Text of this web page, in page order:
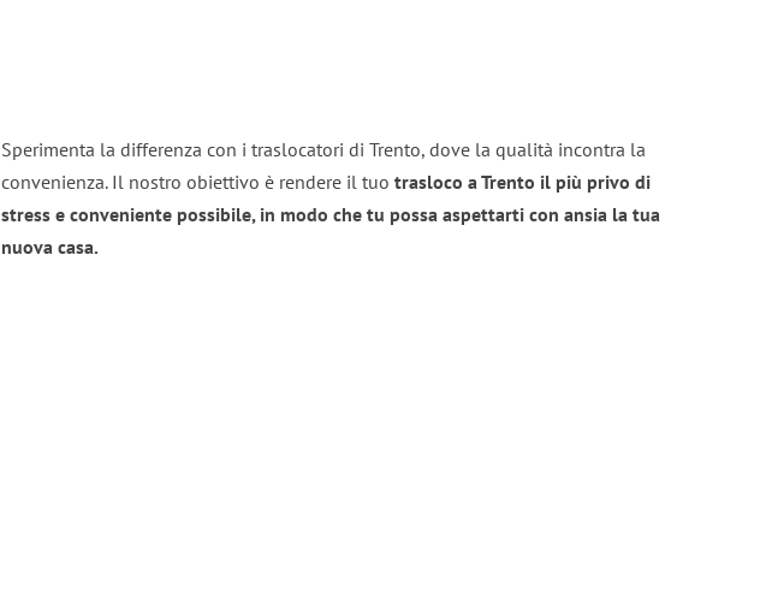
Sperimenta la differenza con i traslocatori di Trento, dove la qualità incontra la
convenienza. Il nostro obiettivo è rendere il tuo trasloco a Trento il più privo di
stress e conveniente possibile, in modo che tu possa aspettarti con ansia la tua
nuova casa.